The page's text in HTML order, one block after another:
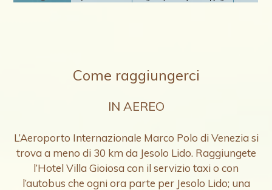
Come raggiungerci
IN AEREO
L’Aeroporto Internazionale Marco Polo di Venezia si
trova a meno di 30 km da Jesolo Lido. Raggiungete
l’Hotel Villa Gioiosa con il servizio taxi o con
l’autobus che ogni ora parte per Jesolo Lido; una